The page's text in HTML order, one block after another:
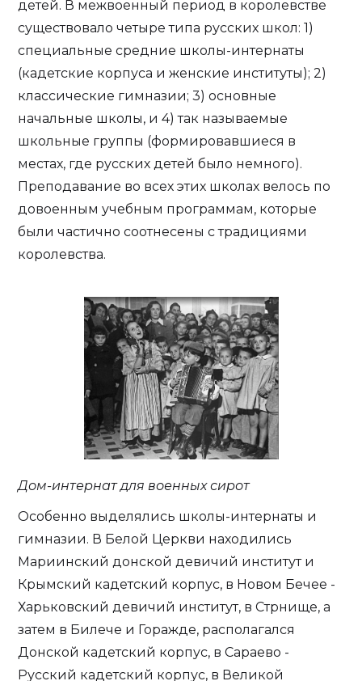
детей. В межвоенный период в королевстве
существовало четыре типа русских школ: 1)
специальные средние школы-интернаты
(кадетские корпуса и женские институты); 2)
классические гимназии; 3) основные
начальные школы, и 4) так называемые
школьные группы (формировавшиеся в
местах, где русских детей было немного).
Преподавание во всех этих школах велось по
довоенным учебным программам, которые
были частично соотнесены с традициями
королевства.
Дом-интернат для военных сирот
Особенно выделялись школы-интернаты и
гимназии. В Белой Церкви находились
Мариинский донской девичий институт и
Крымский кадетский корпус, в Новом Бечее -
Харьковский девичий институт, в Стрнище, а
затем в Билече и Горажде, располагался
Донской кадетский корпус, в Сараево -
Русский кадетский корпус, в Великой